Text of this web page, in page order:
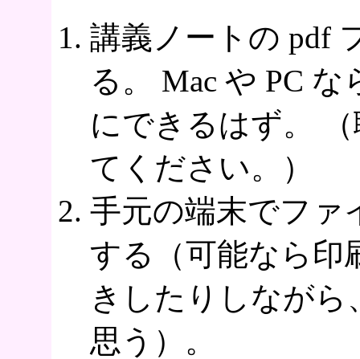
講義ノートの pdf
る。 Mac や PC
にできるはず。
てください。）
手元の端末でファ
する（可能なら印
きしたりしなが
思う）。